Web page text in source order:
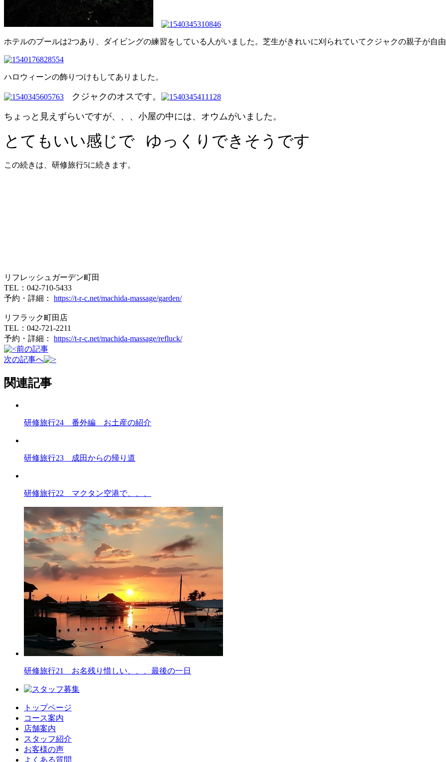
ホテルのプールは2つあり、ダイビングの練習をしている人がいました。芝生がきれいに刈られていてクジャクの親子が自由
ハロウィーンの飾りつけもしてありました。
クジャクのオスです。
ちょっと見えずらいですが、、、小屋の中には、オウムがいました。
とてもいい感じで ゆっくりできそうです
この続きは、研修旅行5に続きます。
リフレッシュガーデン町田
TEL：042-710-5433
予約・詳細： https://t-r-c.net/machida-massage/garden/
リフラック町田店
TEL：042-721-2211
予約・詳細： https://t-r-c.net/machida-massage/refluck/
前の記事
次の記事へ
関連記事
研修旅行24 番外編 お土産の紹介
研修旅行23 成田からの帰り道
研修旅行22 マクタン空港で、、、
研修旅行21 お名残り惜しい、、、最後の一日
トップページ
コース案内
店舗案内
スタッフ紹介
お客様の声
よくある質問